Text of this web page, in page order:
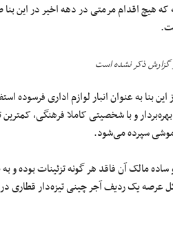
هیچ اقدام مرمتی در دهه اخیر در این
گزارش ذکر نشده است
بنا به عنوان انبار لوازم اداری
و با شخصیتی کاملا فرهنگی، کمترین
سپرده می‌شود.
مالک آن فاقد هر گونه تزئینات بوده
عرصه یک ردیف آجر چینی تیزه‌دار قطاری